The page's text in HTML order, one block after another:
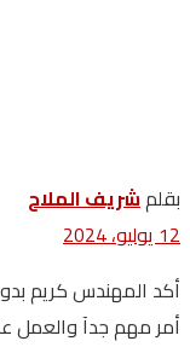
بقلم‬شريف الملاح
12 يوليو، 2024
أكد المهندس كريم
أمر مهم جدآ والعمل